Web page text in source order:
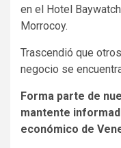
en el Hotel
Morrocoy.
Trascendió que
negocio se
Forma parte de
mantente
económico de